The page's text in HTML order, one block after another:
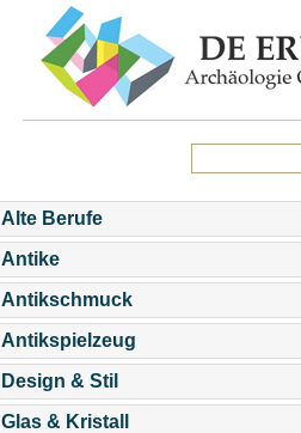
Alte Berufe
Antike
Antikschmuck
Antikspielzeug
Design & Stil
Glas & Kristall